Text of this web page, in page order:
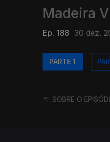
Madeira
Ep. 188 30 dez.
PARTE 1
SOBRE O